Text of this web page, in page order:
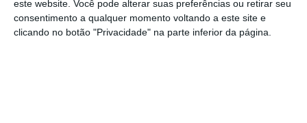
este website. Você pode alterar suas preferências ou retirar seu
consentimento a qualquer momento voltando a este site e
clicando no botão "Privacidade" na parte inferior da página.
história.